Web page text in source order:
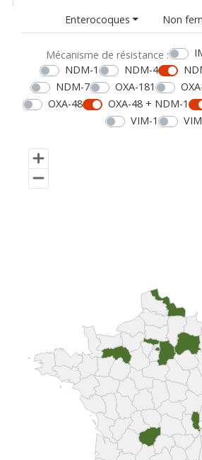
Enterocoques
Non
Mécanisme de résistance :
NDM-1
NDM-4
NDM-7
OXA-181
OXA-48
OXA-48 + NDM-1
VIM-1